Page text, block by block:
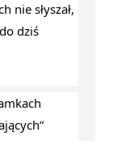
nie słyszał,
dziś